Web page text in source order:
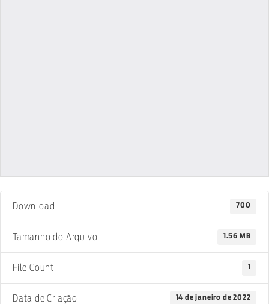
Download 700
Tamanho do Arquivo 1.56 MB
File Count 1
Data de Criação 14 de janeiro de 2022